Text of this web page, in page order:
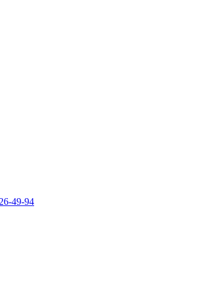
49-94